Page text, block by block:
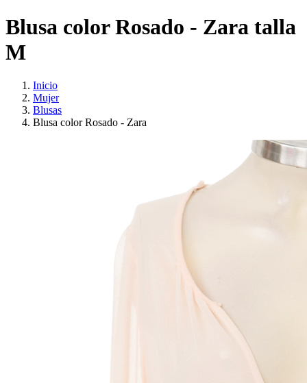
Blusa color Rosado - Zara talla
M
Inicio
Mujer
Blusas
Blusa color Rosado - Zara